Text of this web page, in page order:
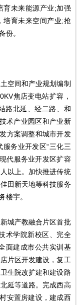
育未来能源产业;加强
培育未来空间产业;抢
份。
空间和产业规划编制
焦店变电站扩容，
路北延、经二路、和
术产业园区和产业新
方案调整和城市开发
务业开发区“三化三
代服务业开发区扩容
以上。加快推进传统
田新天地等科技服务
楼宇。
城产教融合片区首批
术学院新校区、完全
面建成市公共实训基
片区开发建设，复工
生院改扩建和建设路
延等道路。完成西高
安置房建设，建成西